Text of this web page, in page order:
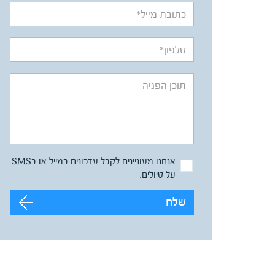
אנחנו מעוניינים לקבל עדכונים במייל או בSMS
על טיולים.
שלח